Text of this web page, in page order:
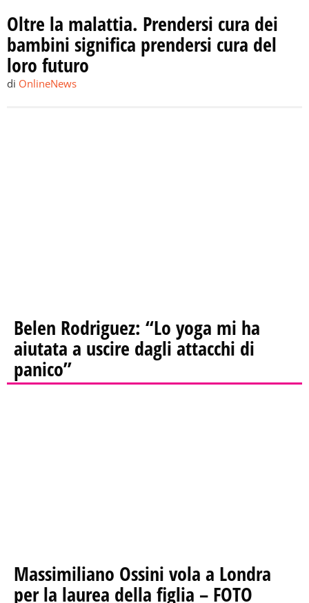
Oltre la malattia. Prendersi cura dei
bambini significa prendersi cura del
loro futuro
di OnlineNews
Belen Rodriguez: “Lo yoga mi ha
aiutata a uscire dagli attacchi di
panico”
Massimiliano Ossini vola a Londra
per la laurea della figlia – FOTO